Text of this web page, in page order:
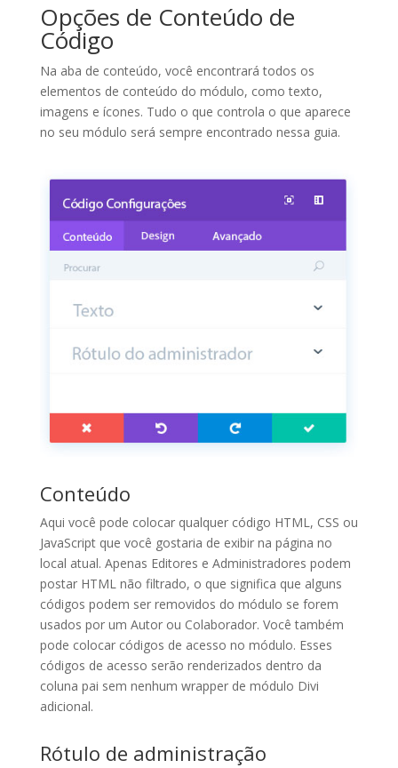
Opções de Conteúdo de
Código
Na aba de conteúdo, você encontrará todos os
elementos de conteúdo do módulo, como texto,
imagens e ícones. Tudo o que controla o que aparece
no seu módulo será sempre encontrado nessa guia.
Conteúdo
Aqui você pode colocar qualquer código HTML, CSS ou
JavaScript que você gostaria de exibir na página no
local atual. Apenas Editores e Administradores podem
postar HTML não filtrado, o que significa que alguns
códigos podem ser removidos do módulo se forem
usados ​​por um Autor ou Colaborador. Você também
pode colocar códigos de acesso no módulo. Esses
códigos de acesso serão renderizados dentro da
coluna pai sem nenhum wrapper de módulo Divi
adicional.
Rótulo de administração